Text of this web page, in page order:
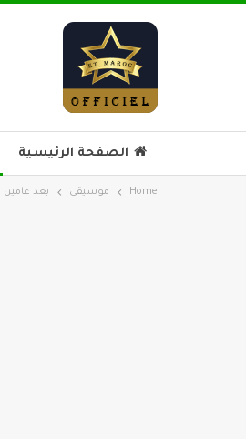
الصفحة الرئيسية
Home موسيقى بعد عامين